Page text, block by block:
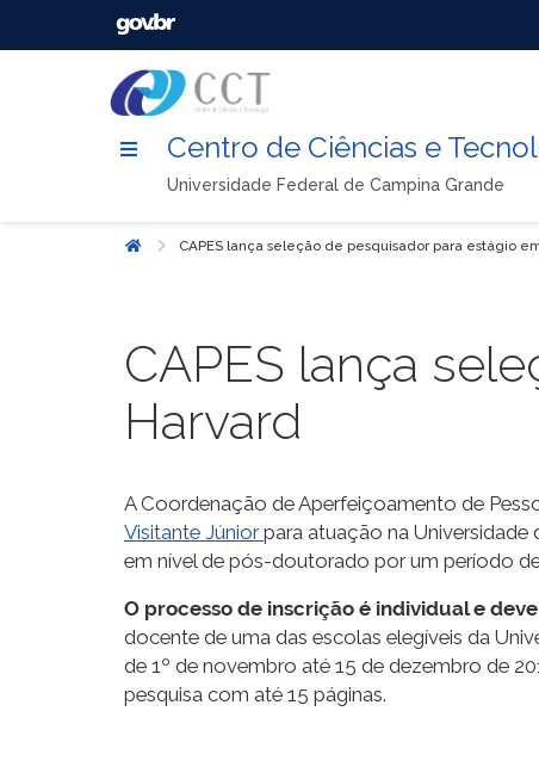
Centro de Ciências e
Universidade Federal de Campina Grande
Início CAPES lança seleção de pesquisador para estágio
CAPES lança
Harvard
A Coordenação de Aperfeiçoamento de
Visitante Júniorpara atuação na
em nível de pós-doutorado por um período
O processo de inscrição é individual e
docente de uma das escolas elegíveis da
de 1º de novembro até 15 de dezembro de
pesquisa com até 15 páginas.